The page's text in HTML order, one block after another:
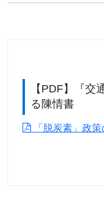
【PDF】『交
る陳情書
「脱炭素」政